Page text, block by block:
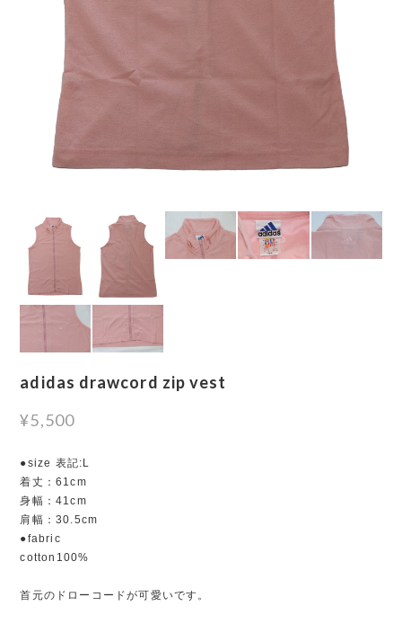
adidas drawcord zip vest
¥5,500
●size 表記:L
着丈：61cm
身幅：41cm
肩幅：30.5cm
●fabric
cotton100%
首元のドローコードが可愛いです。